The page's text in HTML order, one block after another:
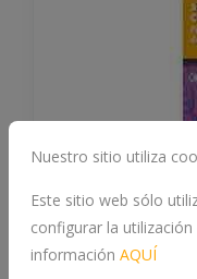
Nuestro sitio utiliza
Este sitio web sólo
configurar la
información AQUÍ